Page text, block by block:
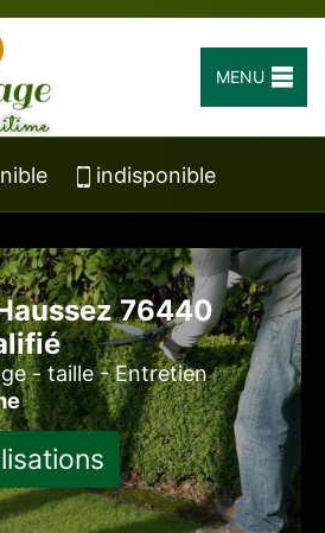
MENU
indisponible
76440
- taille - Entretien